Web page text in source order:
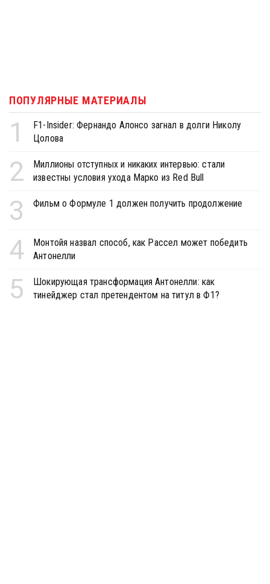
ПОПУЛЯРНЫЕ МАТЕРИАЛЫ
1
F1-Insider: Фернандо Алонсо загнал в долги Николу
Цолова
2
Миллионы отступных и никаких интервью: стали
известны условия ухода Марко из Red Bull
3 Фильм о Формуле 1 должен получить продолжение
4
Монтойя назвал способ, как Рассел может победить
Антонелли
5
Шокирующая трансформация Антонелли: как
тинейджер стал претендентом на титул в Ф1?